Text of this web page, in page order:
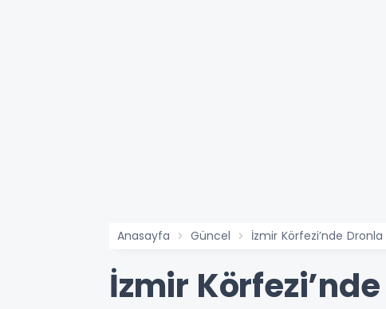
Anasayfa Güncel İzmir Körfezi’nde Dronla
İzmir